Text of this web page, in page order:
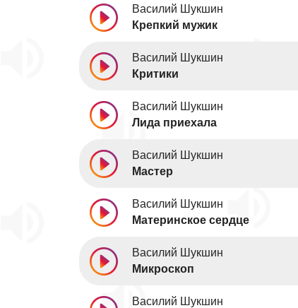
Василий Шукшин
Крепкий мужик
Василий Шукшин
Критики
Василий Шукшин
Лида приехала
Василий Шукшин
Мастер
Василий Шукшин
Материнское сердце
Василий Шукшин
Микроскоп
Василий Шукшин